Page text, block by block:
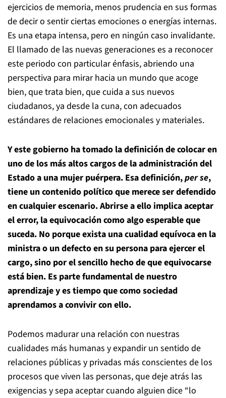
ejercicios de memoria, menos prudencia en sus formas
de decir o sentir ciertas emociones o energías internas.
Es una etapa intensa, pero en ningún caso invalidante.
El llamado de las nuevas generaciones es a reconocer
este periodo con particular énfasis, abriendo una
perspectiva para mirar hacia un mundo que acoge
bien, que trata bien, que cuida a sus nuevos
ciudadanos, ya desde la cuna, con adecuados
estándares de relaciones emocionales y materiales.
Y este gobierno ha tomado la definición de colocar en
uno de los más altos cargos de la administración del
Estado a una mujer puérpera. Esa definición,per se,
tiene un contenido político que merece ser defendido
en cualquier escenario. Abrirse a ello implica aceptar
el error, la equivocación como algo esperable que
suceda. No porque exista una cualidad equívoca en la
ministra o un defecto en su persona para ejercer el
cargo, sino por el sencillo hecho de que equivocarse
está bien. Es parte fundamental de nuestro
aprendizaje y es tiempo que como sociedad
aprendamos a convivir con ello.
Podemos madurar una relación con nuestras
cualidades más humanas y expandir un sentido de
relaciones públicas y privadas más conscientes de los
procesos que viven las personas, que deje atrás las
exigencias y sepa aceptar cuando alguien dice “lo